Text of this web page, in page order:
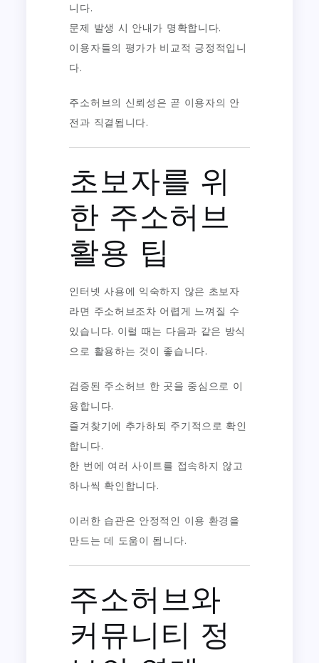
니다.
문제 발생 시 안내가 명확합니다.
이용자들의 평가가 비교적 긍정적입니
다.
주소허브의 신뢰성은 곧 이용자의 안
전과 직결됩니다.
초보자를 위
한 주소허브
활용 팁
인터넷 사용에 익숙하지 않은 초보자
라면 주소허브조차 어렵게 느껴질 수
있습니다. 이럴 때는 다음과 같은 방식
으로 활용하는 것이 좋습니다.
검증된 주소허브 한 곳을 중심으로 이
용합니다.
즐겨찾기에 추가하되 주기적으로 확인
합니다.
한 번에 여러 사이트를 접속하지 않고
하나씩 확인합니다.
이러한 습관은 안정적인 이용 환경을
만드는 데 도움이 됩니다.
주소허브와
커뮤니티 정